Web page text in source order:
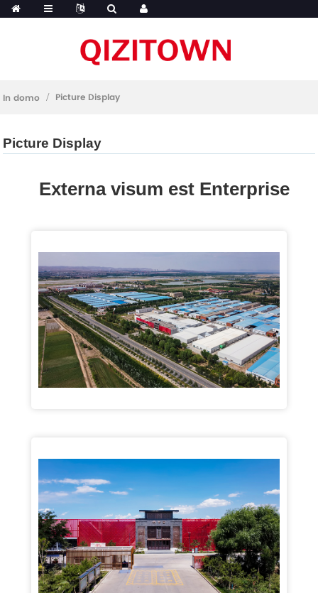
In domo Picture Display
Picture Display
Externa visum est Enterprise